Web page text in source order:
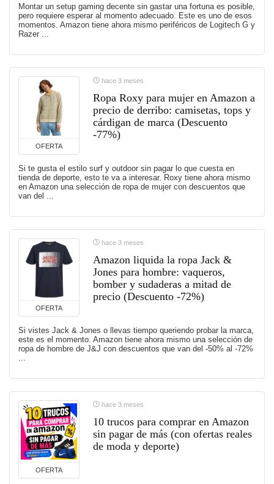
Montar un setup gaming decente sin gastar una fortuna es posible,
pero requiere esperar al momento adecuado. Este es uno de esos
momentos. Amazon tiene ahora mismo periféricos de Logitech G y
Razer ...
OFERTA
hace 3 meses
Ropa Roxy para mujer en Amazon a
precio de derribo: camisetas, tops y
cárdigan de marca (Descuento
-77%)
Si te gusta el estilo surf y outdoor sin pagar lo que cuesta en
tienda de deporte, esto te va a interesar. Roxy tiene ahora mismo
en Amazon una selección de ropa de mujer con descuentos que
van del ...
OFERTA
hace 3 meses
Amazon liquida la ropa Jack &
Jones para hombre: vaqueros,
bomber y sudaderas a mitad de
precio (Descuento -72%)
Si vistes Jack & Jones o llevas tiempo queriendo probar la marca,
este es el momento. Amazon tiene ahora mismo una selección de
ropa de hombre de J&J con descuentos que van del -50% al -72%
...
OFERTA
hace 3 meses
10 trucos para comprar en Amazon
sin pagar de más (con ofertas reales
de moda y deporte)